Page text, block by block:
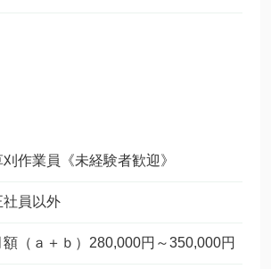
刈作業員《未経験者歓迎》
社員以外
額（ａ＋ｂ）280,000円～350,000円